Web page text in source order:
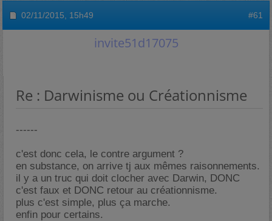
02/11/2015, 15h49 #61
invite51d17075
Re : Darwinisme ou Créationnisme
------
c'est donc cela, le contre argument ?
en substance, on arrive tj aux mêmes raisonnements.
il y a un truc qui doit clocher avec Darwin, DONC
c'est faux et DONC retour au créationnisme.
plus c'est simple, plus ça marche.
enfin pour certains.